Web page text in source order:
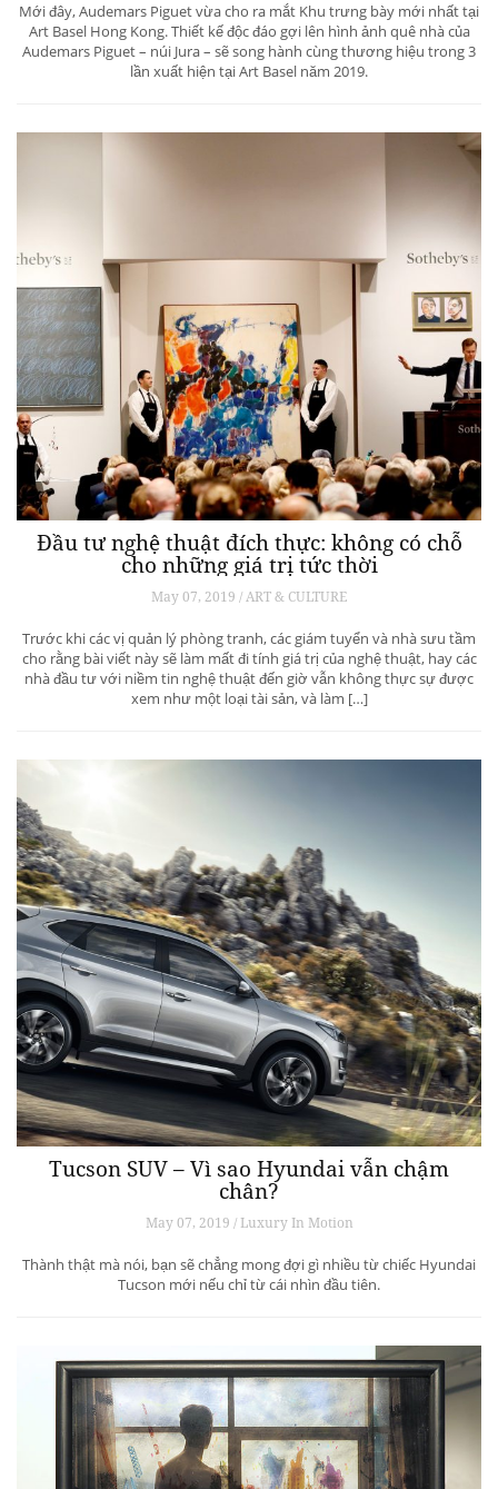
Mới đây, Audemars Piguet vừa cho ra mắt Khu trưng bày mới nhất tại
Art Basel Hong Kong. Thiết kế độc đáo gợi lên hình ảnh quê nhà của
Audemars Piguet – núi Jura – sẽ song hành cùng thương hiệu trong 3
lần xuất hiện tại Art Basel năm 2019.
Đầu tư nghệ thuật đích thực: không có chỗ
cho những giá trị tức thời
May 07, 2019 / ART & CULTURE
Trước khi các vị quản lý phòng tranh, các giám tuyển và nhà sưu tầm
cho rằng bài viết này sẽ làm mất đi tính giá trị của nghệ thuật, hay các
nhà đầu tư với niềm tin nghệ thuật đến giờ vẫn không thực sự được
xem như một loại tài sản, và làm […]
Tucson SUV – Vì sao Hyundai vẫn chậm
chân?
May 07, 2019 / Luxury In Motion
Thành thật mà nói, bạn sẽ chẳng mong đợi gì nhiều từ chiếc Hyundai
Tucson mới nếu chỉ từ cái nhìn đầu tiên.